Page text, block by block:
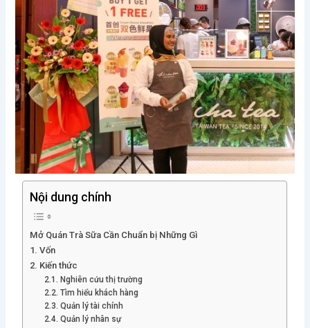
Nội dung chính
Mở Quán Trà Sữa Cần Chuẩn bị Những Gì
1. Vốn
2. Kiến thức
2.1. Nghiên cứu thị trường
2.2. Tìm hiểu khách hàng
2.3. Quản lý tài chính
2.4. Quản lý nhân sự